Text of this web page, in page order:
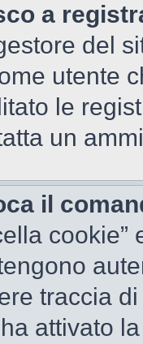
a
del
utente
le
un
il
traccia
attivato